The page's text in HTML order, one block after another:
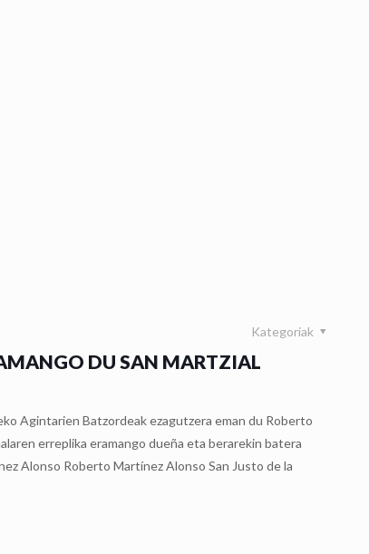
Kategoriak
DU SAN MARTZIAL
Agintarien Batzordeak ezagutzera eman du Roberto
erreplika eramango dueña eta berarekin batera
Alonso Roberto Martínez Alonso San Justo de la